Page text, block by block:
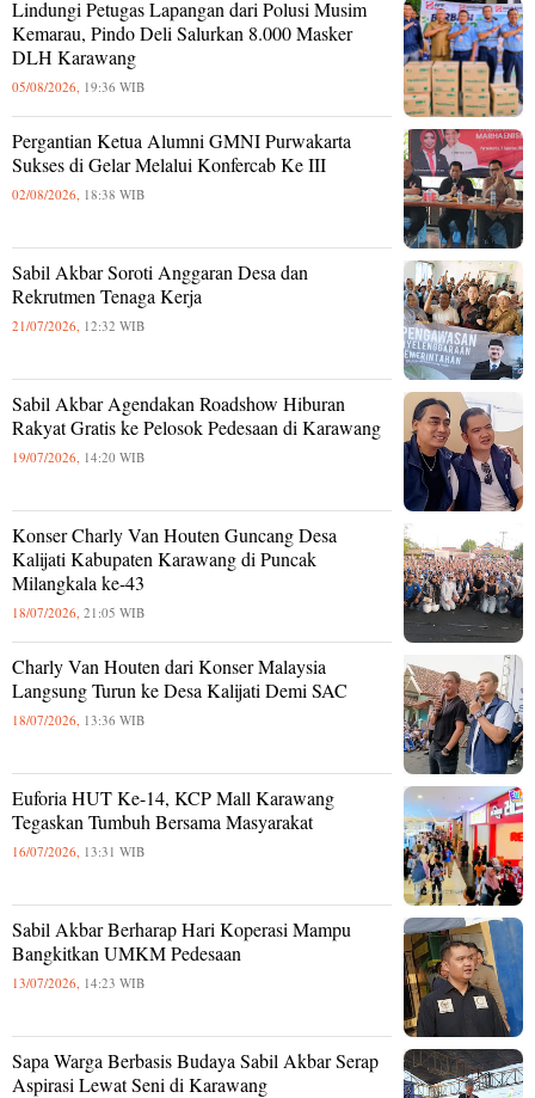
Lindungi Petugas Lapangan dari Polusi Musim
Kemarau, Pindo Deli Salurkan 8.000 Masker
DLH Karawang
05/08/2026, 19:36 WIB
Pergantian Ketua Alumni GMNI Purwakarta
Sukses di Gelar Melalui Konfercab Ke III
02/08/2026, 18:38 WIB
Sabil Akbar Soroti Anggaran Desa dan
Rekrutmen Tenaga Kerja
21/07/2026, 12:32 WIB
Sabil Akbar Agendakan Roadshow Hiburan
Rakyat Gratis ke Pelosok Pedesaan di Karawang
19/07/2026, 14:20 WIB
Konser Charly Van Houten Guncang Desa
Kalijati Kabupaten Karawang di Puncak
Milangkala ke-43
18/07/2026, 21:05 WIB
Charly Van Houten dari Konser Malaysia
Langsung Turun ke Desa Kalijati Demi SAC
18/07/2026, 13:36 WIB
Euforia HUT Ke-14, KCP Mall Karawang
Tegaskan Tumbuh Bersama Masyarakat
16/07/2026, 13:31 WIB
Sabil Akbar Berharap Hari Koperasi Mampu
Bangkitkan UMKM Pedesaan
13/07/2026, 14:23 WIB
Sapa Warga Berbasis Budaya Sabil Akbar Serap
Aspirasi Lewat Seni di Karawang